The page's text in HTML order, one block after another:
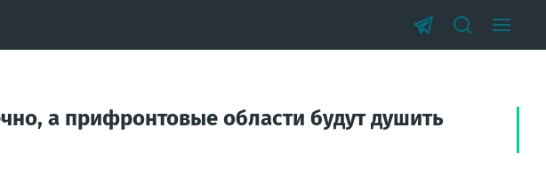
а прифронтовые области будут душить